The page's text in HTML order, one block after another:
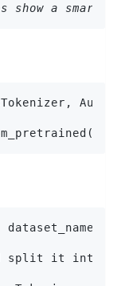
show a smart
split it into